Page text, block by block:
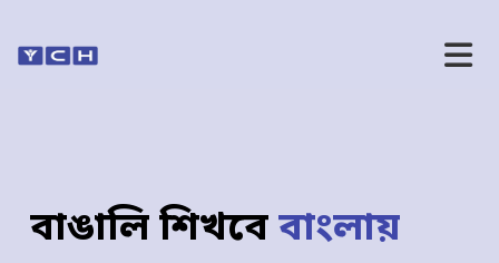
বাঙালি শিখবেবাংলায়